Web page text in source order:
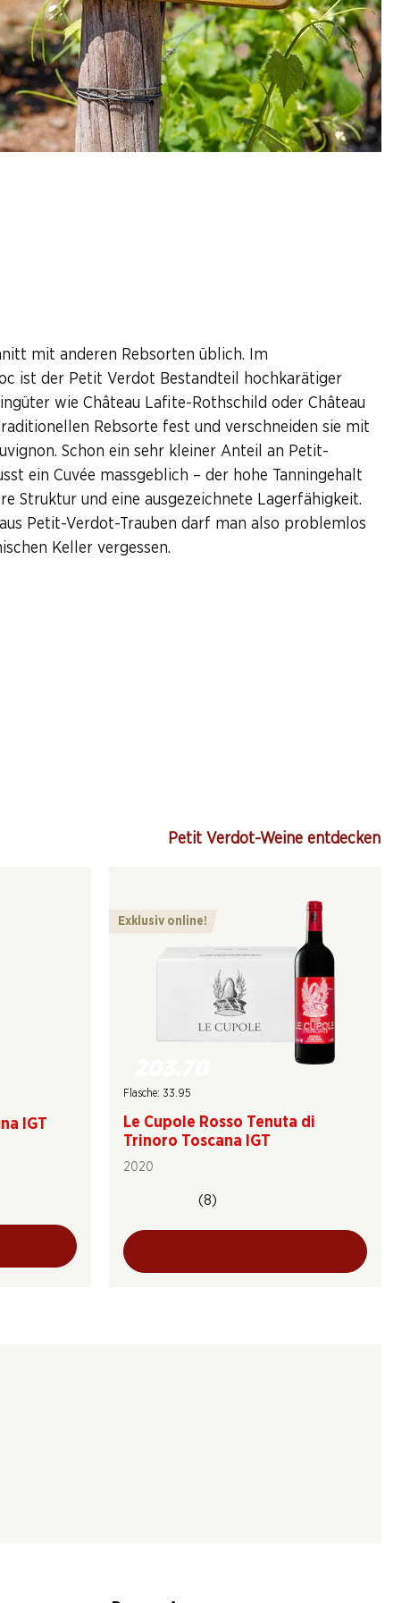
mit anderen Rebsorten üblich. Im
ist der Petit Verdot Bestandteil hochkarätiger
wie Château Lafite-Rothschild oder Château
Rebsorte fest und verschneiden sie mit
Schon ein sehr kleiner Anteil an Petit-
ein Cuvée massgeblich – der hohe Tanningehalt
Struktur und eine ausgezeichnete Lagerfähigkeit.
Petit-Verdot-Trauben darf man also problemlos
Keller vergessen.
Petit Verdot-Weine entdecken
IGT
Exklusiv online!
Flasche: 33.95
Le Cupole Rosso Tenuta di
Trinoro Toscana IGT
2020
(8)